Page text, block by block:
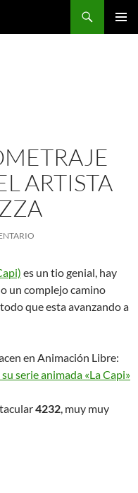
ARTISTA
es un tio genial, hay
un complejo camino
que esta avanzando a
en Animación Libre:
serie animada «La Capi»
4232, muy muy